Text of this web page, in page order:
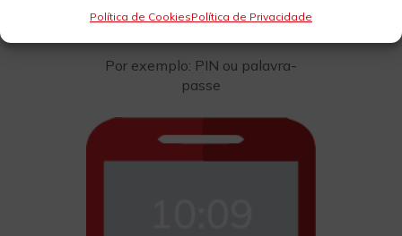
Política de CookiesPolítica de Privacidade
Conhecimento
Por exemplo: PIN ou palavra-
passe